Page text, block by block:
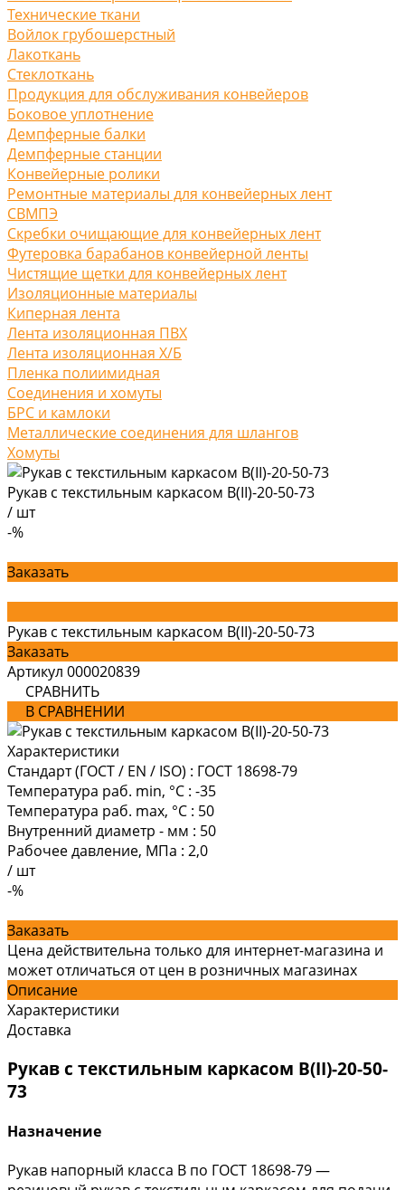
Технические ткани
Войлок грубошерстный
Лакоткань
Стеклоткань
Продукция для обслуживания конвейеров
Боковое уплотнение
Демпферные балки
Демпферные станции
Конвейерные ролики
Ремонтные материалы для конвейерных лент
СВМПЭ
Скребки очищающие для конвейерных лент
Футеровка барабанов конвейерной ленты
Чистящие щетки для конвейерных лент
Изоляционные материалы
Киперная лента
Лента изоляционная ПВХ
Лента изоляционная Х/Б
Пленка полиимидная
Соединения и хомуты
БРС и камлоки
Металлические соединения для шлангов
Хомуты
Рукав с текстильным каркасом В(II)-20-50-73
/ шт
-%
Заказать
Рукав с текстильным каркасом В(II)-20-50-73
Заказать
Артикул 000020839
СРАВНИТЬ
В СРАВНЕНИИ
Характеристики
Стандарт (ГОСТ / EN / ISO) : ГОСТ 18698-79
Температура раб. min, °C : -35
Температура раб. max, °C : 50
Внутренний диаметр - мм : 50
Рабочее давление, МПа : 2,0
/ шт
-%
Заказать
Цена действительна только для интернет-магазина и
может отличаться от цен в розничных магазинах
Описание
Характеристики
Доставка
Рукав с текстильным каркасом В(II)-20-50-
73
Назначение
Рукав напорный класса В по ГОСТ 18698-79 —